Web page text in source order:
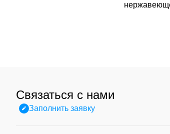
Связаться с нами
Заполнить заявку